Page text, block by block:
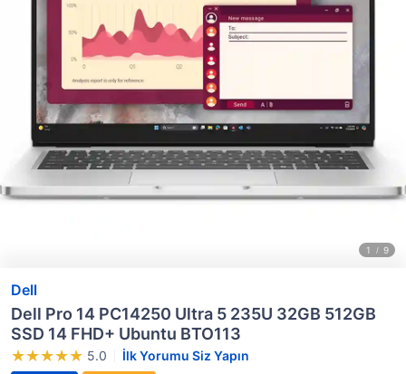
Dell
Dell Pro 14 PC14250 Ultra 5 235U 32GB 512GB
SSD 14 FHD+ Ubuntu BTO113
5.0
İlk Yorumu Siz Yapın